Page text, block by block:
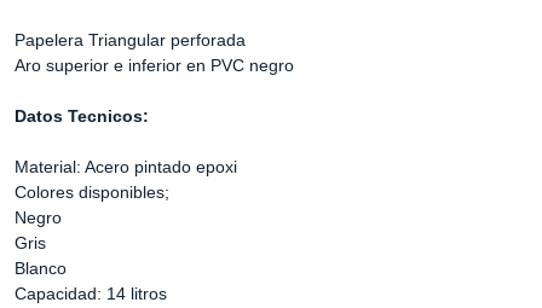
Papelera Triangular perforada
Aro superior e inferior en PVC negro
Datos Tecnicos:
Material: Acero pintado epoxi
Colores disponibles;
Negro
Gris
Blanco
Capacidad: 14 litros